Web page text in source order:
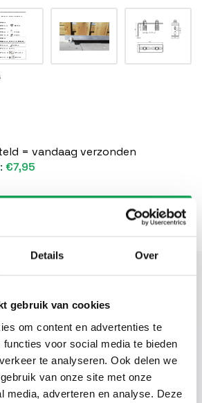
Details Over
gebruik van cookies
om content en advertenties te
functies voor social media te bieden
te analyseren. Ook delen we
van onze site met onze
media, adverteren en analyse. Deze
= vandaag verzonden
€7,95
Toevoegen aan winkelwagen